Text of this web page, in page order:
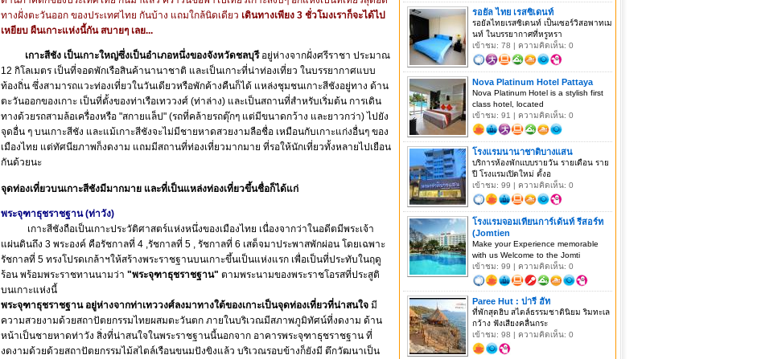
รอยัล ไทย เรสซิเดนท์
รอยัลไทยเรสซิเดนท์ เป็นเซอร์วิสอพาทเม
นท์ ในบรรยากาศที่หรูหรา
เข้าชม: 78 | ความคิดเห็น: 0
Nova Platinum Hotel Pattaya
Nova Platinum Hotel is a stylish first
class hotel, located
เข้าชม: 91 | ความคิดเห็น: 0
โรงแรมนานาชาติบางแสน
บริการห้องพักแบบรายวัน รายเดือน ราย
ปี โรงแรมเปิดใหม่ ตั้งอ
เข้าชม: 99 | ความคิดเห็น: 0
โรงแรมจอมเทียนการ์เด้นท์ รีสอร์ท
(Jomtien
Make your Experience memorable
with us Welcome to the Jomti
เข้าชม: 99 | ความคิดเห็น: 0
Paree Hut : ปารี ฮัท
ที่พักสุดฮิบ สไตล์ธรรมชาตินิยม ริมทะเล
กว้าง ฟังเสียงคลื่นกระ
เข้าชม: 98 | ความคิดเห็น: 0
ทางฝั่งตะวันออก ของประเทศไทย กันบ้าง แถมใกล้นิดเดียว เดินทางเพียง 3 ชั่วโมงเราก็จะได้ไป
เหยียบ ผืนเกาะแห่งนี้กัน สบายๆ เลย...
เกาะสีชัง เป็นเกาะใหญ่ซึ่งเป็นอำเภอหนึ่งของจังหวัดชลบุรีอยู่ห่างจากฝั่งศรีราชา ประมาณ
12 กิโลเมตร เป็นที่จอดพักเรือสินค้านานาชาติ และเป็นเกาะที่น่าท่องเที่ยว ในบรรยากาศแบบ
ท้องถิ่น ซึ่งสามารถแวะท่องเที่ยวในวันเดียวหรือพักค้างคืนก็ได้ แหล่งชุมชนเกาะสีชังอยู่ทาง ด้าน
ตะวันออกของเกาะ เป็นที่ตั้งของท่าเรือเทววงศ์ (ท่าล่าง) และเป็นสถานที่สำหรับเริ่มต้น การเดิน
ทางด้วยรถสามล้อเครื่องหรือ "สกายแล็ป" (รถที่คล้ายรถตุ๊กๆ แต่มีขนาดกว้าง และยาวกว่า) ไปยัง
จุดอื่น ๆ บนเกาะสีชัง และแม้เกาะสีชังจะไม่มีชายหาดสวยงามลือชื่อ เหมือนกับเกาะแก่งอื่นๆ ของ
เมืองไทย แต่ทัศนียภาพก็งดงาม แถมมีสถานที่ท่องเที่ยวมากมาย ที่รอให้นักเที่ยวทั้งหลายไปเยือน
กันด้วยนะ
จุดท่องเที่ยวบนเกาะสีชังมีมากมาย และที่เป็นแหล่งท่องเที่ยวขึ้นชื่อก็ได้แก่
พระจุฑาธุชราชฐาน (ท่าวัง)
เกาะสีชังถือเป็นเกาะประวัติศาสตร์แห่งหนึ่งของเมืองไทย เนื่องจากว่าในอดีตมีพระเจ้า
แผ่นดินถึง 3 พระองค์ คือรัชกาลที่ 4 ,รัชกาลที่ 5 , รัชกาลที่ 6 เสด็จมาประพาสพักผ่อน โดยเฉพาะ
รัชกาลที่ 5 ทรงโปรดเกล้าฯให้สร้างพระราชฐานบนเกาะขึ้นเป็นแห่งแรก เพื่อเป็นที่ประทับในฤดู
ร้อน พร้อมพระราชทานนามว่า "พระจุฑาธุชราชฐาน" ตามพระนามของพระราชโอรสที่ประสูติ
บนเกาะแห่งนี้
พระจุฑาธุชราชฐาน อยู่ห่างจากท่าเทววงศ์ลงมาทางใต้ของเกาะเป็นจุดท่องเที่ยวที่น่าสนใจมี
ความสวยงามด้วยสถาปัตยกรรมไทยผสมตะวันตก ภายในบริเวณมีสภาพภูมิทัศน์ที่งดงาม ด้าน
หน้าเป็นชายหาดท่าวัง สิ่งที่น่าสนใจในพระราชฐานนี้นอกจาก อาคารพระจุฑาธุชราชฐาน ที่
งดงามด้วยด้วยสถาปัตยกรรมไม้สไตล์เรือนขนมปังขิงแล้ว บริเวณรอบข้างก็ยังมี ตึกวัฒนาเป็น